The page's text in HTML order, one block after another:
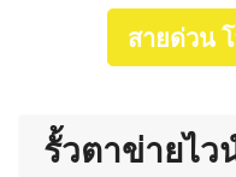
สายด่วน
รั้วตาข่ายไ